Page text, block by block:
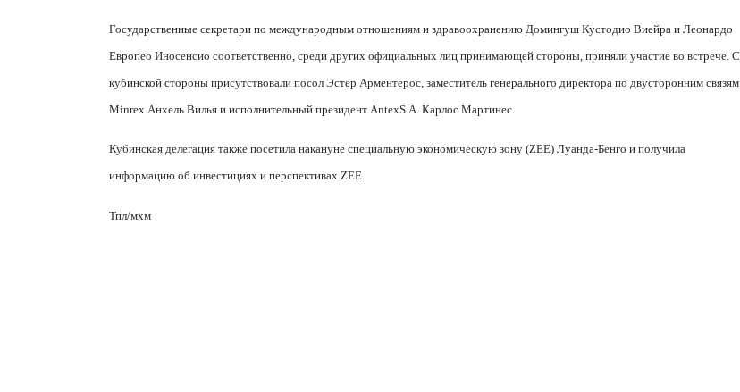
Государственные секретари по международным отношениям и здравоохранению Домингуш Кустодио Виейра и Леонардо
Европео Иносенсио соответственно, среди других официальных лиц принимающей стороны, приняли участие во встрече. С
кубинской стороны присутствовали посол Эстер Арментерос, заместитель генерального директора по двусторонним связям
Minrex Анхель Вилья и исполнительный президент AntexS.A. Карлос Мартинес.
Кубинская делегация также посетила накануне специальную экономическую зону (ZEE) Луанда-Бенго и получила
информацию об инвестициях и перспективах ZEE.
Тпл/мхм